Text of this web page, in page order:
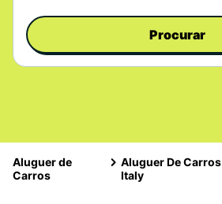
Procurar
Aluguer de
Carros
Aluguer De Carros
Italy